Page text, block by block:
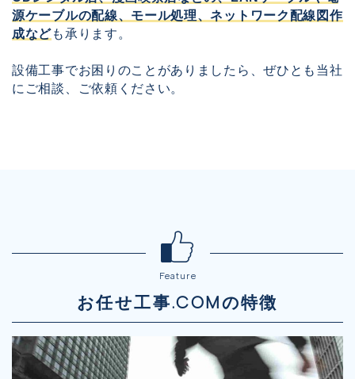
源ケーブルの配線、モール処理、ネットワーク配線図作
成なども承ります。
設備工事でお困りのことがありましたら、ぜひとも当社
にご相談、ご依頼ください。
Feature
お任せ工事.COMの特徴